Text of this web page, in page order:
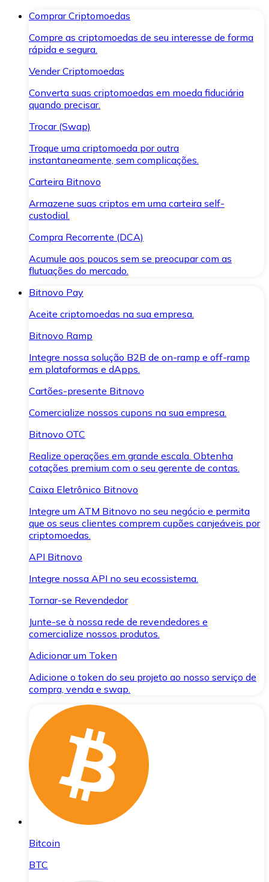
Comprar Criptomoedas
Compre as criptomoedas de seu interesse de forma
rápida e segura.
Vender Criptomoedas
Converta suas criptomoedas em moeda fiduciária
quando precisar.
Trocar (Swap)
Troque uma criptomoeda por outra
instantaneamente, sem complicações.
Carteira Bitnovo
Armazene suas criptos em uma carteira self-
custodial.
Compra Recorrente (DCA)
Acumule aos poucos sem se preocupar com as
flutuações do mercado.
Bitnovo Pay
Aceite criptomoedas na sua empresa.
Bitnovo Ramp
Integre nossa solução B2B de on-ramp e off-ramp
em plataformas e dApps.
Cartões-presente Bitnovo
Comercialize nossos cupons na sua empresa.
Bitnovo OTC
Realize operações em grande escala. Obtenha
cotações premium com o seu gerente de contas.
Caixa Eletrônico Bitnovo
Integre um ATM Bitnovo no seu negócio e permita
que os seus clientes comprem cupões canjeáveis por
criptomoedas.
API Bitnovo
Integre nossa API no seu ecossistema.
Tornar-se Revendedor
Junte-se à nossa rede de revendedores e
comercialize nossos produtos.
Adicionar um Token
Adicione o token do seu projeto ao nosso serviço de
compra, venda e swap.
Bitcoin
BTC